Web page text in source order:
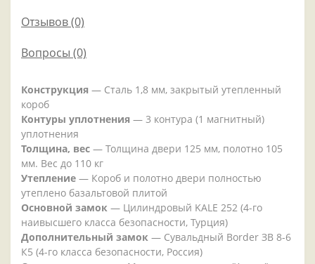
Отзывов (0)
Вопросы (0)
Конструкция — Сталь 1,8 мм, закрытый утепленный
короб
Контуры уплотнения — 3 контура (1 магнитный)
уплотнения
Толщина, вес — Толщина двери 125 мм, полотно 105
мм. Вес до 110 кг
Утепление — Короб и полотно двери полностью
утеплено базальтовой плитой
Основной замок — Цилиндровый KALE 252 (4-го
наивысшего класса безопасности, Турция)
Дополнительный замок — Сувальдный Border ЗВ 8-6
К5 (4-го класса безопасности, Россия)